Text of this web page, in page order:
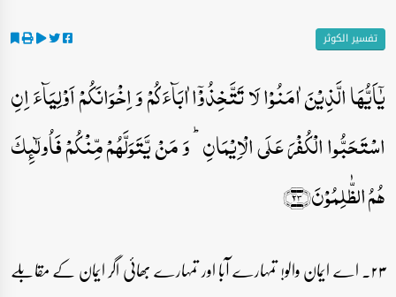
تفسیر الکوثر
یٰۤاَیُّہَا الَّذِیۡنَ اٰمَنُوۡا لَا تَتَّخِذُوۡۤا اٰبَآءَکُمۡ وَ اِخۡوَانَکُمۡ اَوۡلِیَآءَ اِنِ
اسۡتَحَبُّوا الۡکُفۡرَ عَلَی الۡاِیۡمَانِ ؕ وَ مَنۡ یَّتَوَلَّہُمۡ مِّنۡکُمۡ فَاُولٰٓئِکَ
ہُمُ الظّٰلِمُوۡنَ﴿۲۳﴾
۲۳۔ اے ایمان والو! تمہارے آبا اور تمہارے بھائی اگر ایمان کے مقابلے